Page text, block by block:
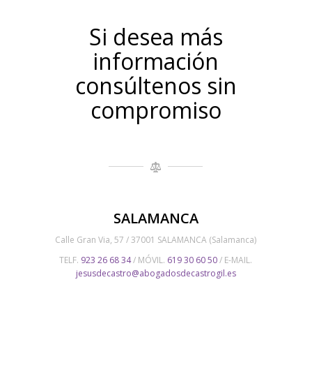
Si desea más
información
consúltenos sin
compromiso
SALAMANCA
Calle Gran Via, 57 / 37001 SALAMANCA (Salamanca)
TELF. 923 26 68 34/ MÓVIL. 619 30 60 50/ E-MAIL.
jesusdecastro@abogadosdecastrogil.es